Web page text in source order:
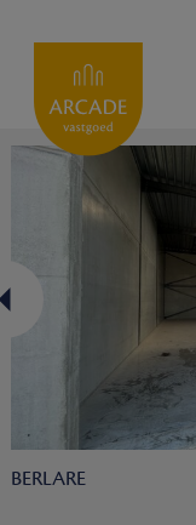
BERLARE